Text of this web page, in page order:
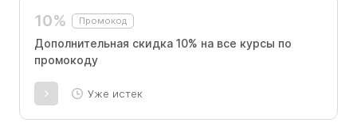
10% Промокод
Дополнительная скидка 10% на все курсы по
промокоду
Уже истек